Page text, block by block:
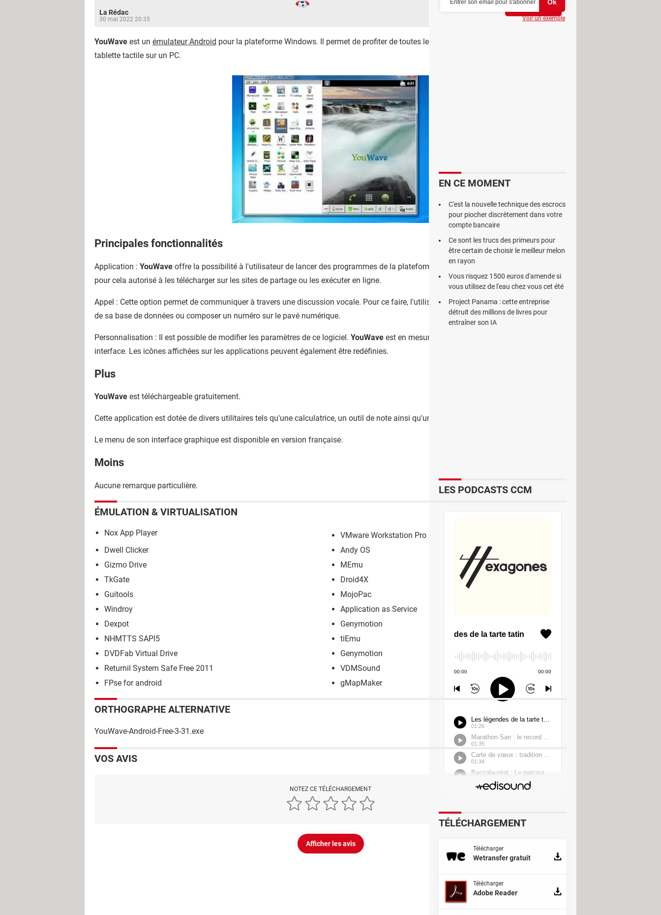
La Rédac
30 mai 2022 20:35
YouWave est un émulateur Android pour la plateforme Windows. Il permet de profiter de toutes les fonctionnalités qu'apporte une
tablette tactile sur un PC.
Principales fonctionnalités
Application : YouWave offre la possibilité à l'utilisateur de lancer des programmes de la plateforme Android sur son ordinateur. Il est
pour cela autorisé à les télécharger sur les sites de partage ou les exécuter en ligne.
Appel : Cette option permet de communiquer à travers une discussion vocale. Pour ce faire, l'utilisateur pourra sélectionner des contacts
de sa base de données ou composer un numéro sur le pavé numérique.
Personnalisation : Il est possible de modifier les paramètres de ce logiciel. YouWave est en mesure de spécifier l'orientation de son
interface. Les icônes affichées sur les applications peuvent également être redéfinies.
Plus
YouWave est téléchargeable gratuitement.
Cette application est dotée de divers utilitaires tels qu'une calculatrice, un outil de note ainsi qu'un éditeur de code source.
Le menu de son interface graphique est disponible en version française.
Moins
Aucune remarque particulière.
ÉMULATION & VIRTUALISATION
Nox App Player
VMware Workstation Pro
Dwell Clicker
Andy OS
Gizmo Drive
MEmu
TkGate
Droid4X
Guitools
MojoPac
Windroy
Application as Service
Dexpot
Genymotion
NHMTTS SAPI5
tiEmu
DVDFab Virtual Drive
Genymotion
Returnil System Safe Free 2011
VDMSound
FPse for android
gMapMaker
ORTHOGRAPHE ALTERNATIVE
YouWave-Android-Free-3-31.exe
VOS AVIS
NOTEZ CE TÉLÉCHARGEMENT
Afficher les avis
Voir un exemple
EN CE MOMENT
C'est la nouvelle technique des escrocs
pour piocher discrètement dans votre
compte bancaire
Ce sont les trucs des primeurs pour
être certain de choisir le meilleur melon
en rayon
Vous risquez 1500 euros d'amende si
vous utilisez de l'eau chez vous cet été
Project Panama : cette entreprise
détruit des millions de livres pour
entraîner son IA
LES PODCASTS CCM
TÉLÉCHARGEMENT
Télécharger
Wetransfer gratuit
Télécharger
Adobe Reader